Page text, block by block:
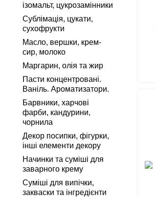
ізомальт, цукрозамінники
Сублімація, цукати,
сухофрукти
Масло, вершки, крем-
сир, молоко
Маргарин, олія та жир
Пасти концентровані.
Ваніль. Ароматизатори.
Барвники, харчові
фарби, кандурини,
чорнила
Декор посипки, фігурки,
інші елементи декору
Начинки та суміші для
заварного крему
Суміші для випічки,
закваски та інгредієнти